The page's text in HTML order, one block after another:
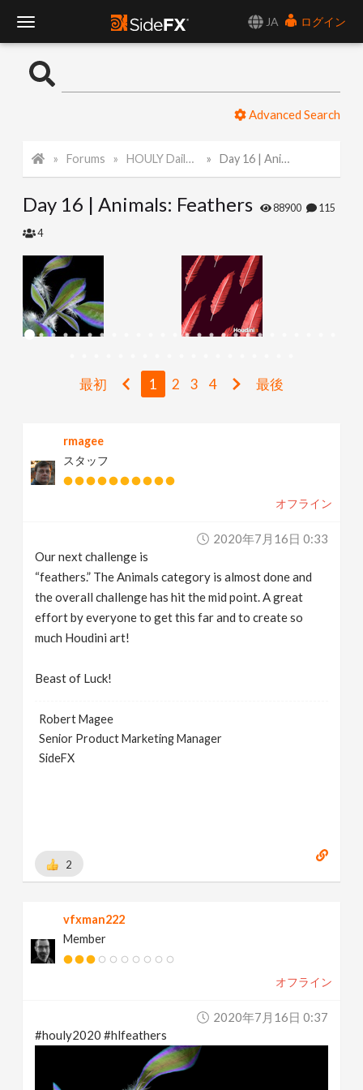
JA
ログイン
o
l
N
g
Advanced Search
Forums HOULY Daily Challenge Day 16 | Animals: Feathers
Day 16 | Animals: Feathers 88900 115
4
最初 1 2 3 4 最後
rmagee
スタッフ
オフライン
2020年7月16日 0:33
Our next challenge is
“feathers.” The Animals category is almost done and
the overall challenge has hit the mid point. A great
effort by everyone to get this far and to create so
much Houdini art!
Beast of Luck!
Robert Magee
Senior Product Marketing Manager
SideFX
2
vfxman222
Member
オフライン
2020年7月16日 0:37
#houly2020 #hlfeathers